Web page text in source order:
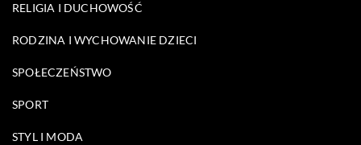
RELIGIA I DUCHOWOŚĆ
RODZINA I WYCHOWANIE DZIECI
SPOŁECZEŃSTWO
SPORT
STYL I MODA